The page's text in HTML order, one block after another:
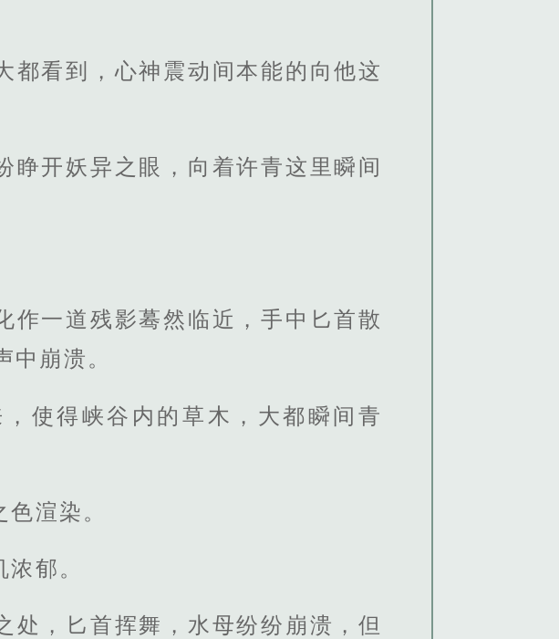
都看到，心神震动间本能的向他这
睁开妖异之眼，向着许青这里瞬间
作一道残影蓦然临近，手中匕首散
崩溃。
使得峡谷内的草木，大都瞬间青
渲染。
郁。
处，匕首挥舞，水母纷纷崩溃，但